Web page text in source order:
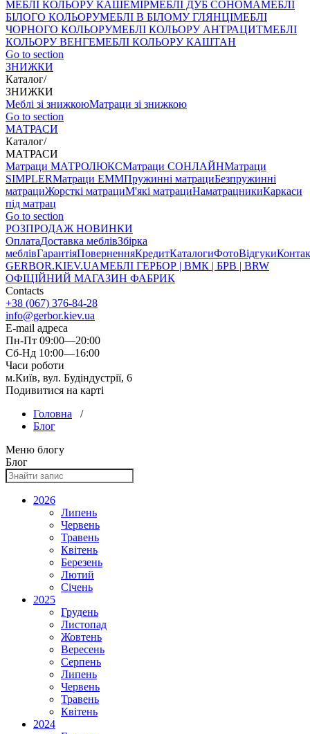
МЕБЛІ КОЛЬОРУ КАШЕМІРМЕБЛІ ДУБ СОНОМАМЕБЛІ
БІЛОГО КОЛЬОРУМЕБЛІ В БІЛОМУ ГЛЯНЦІМЕБЛІ
ЧОРНОГО КОЛЬОРУМЕБЛІ КОЛЬОРУ АНТРАЦИТМЕБЛІ
КОЛЬОРУ ВЕНГЕМЕБЛІ КОЛЬОРУ КАШТАН
Go to section
ЗНИЖКИ
Каталог/
ЗНИЖКИ
Меблі зі знижкоюМатраци зі знижкою
Go to section
МАТРАСИ
Каталог/
МАТРАСИ
Матраци МАТРОЛЮКСМатраци СОНЛАЙНМатраци
SIMPLERМатраци ЕММПружинні матрациБезпружинні
матрациЖорсткі матрациМ'які матрациНаматрацникиКаркаси
під матрац
Go to section
РОЗПРОДАЖ НОВИНКИ
ОплатаДоставка меблівЗбірка
меблівГарантіяПоверненняКредитКаталогиФотоВідгуки
GERBOR.KIEV.UAМЕБЛI ГЕРБОР | ВМК | БРВ | BRW
ОФІЦІЙНИЙ МАГАЗИН ФАБРИК
Contacts
+38 (067) 376-84-28
info@gerbor.kiev.ua
E-mail адреса
Пн-Пт 09:00—20:00
Сб-Нд 10:00—16:00
Часи роботи
м.Київ, вул. Будіндустрії, 6
Подивитися на карті
Головна /
Блог
Меню блогу
Блог
2026
Липень
Червень
Травень
Квітень
Березень
Лютий
Січень
2025
Грудень
Листопад
Жовтень
Вересень
Серпень
Липень
Червень
Травень
Квітень
2024